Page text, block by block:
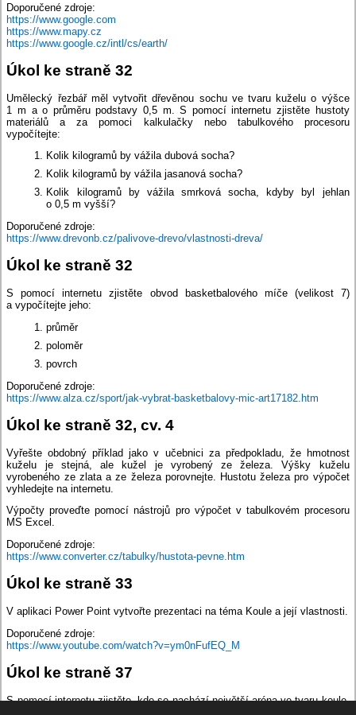
Doporučené zdroje:
https://www.google.com
https://www.mapy.cz
https://www.google.cz/intl/cs/earth/
Úkol ke straně 32
Umělecký řezbář měl vytvořit dřevěnou sochu ve tvaru kuželu o výšce
1 m a o průměru podstavy 0,5 m. S pomocí internetu zjistěte hustoty
materiálů a za pomoci kalkulačky nebo tabulkového procesoru
vypočítejte:
Kolik kilogramů by vážila dubová socha?
Kolik kilogramů by vážila jasanová socha?
Kolik kilogramů by vážila smrková socha, kdyby byl jehlan
o 0,5 m vyšší?
Doporučené zdroje:
https://www.drevonb.cz/palivove-drevo/vlastnosti-dreva/
Úkol ke straně 32
S pomocí internetu zjistěte obvod basketbalového míče (velikost 7)
a vypočítejte jeho:
průměr
poloměr
povrch
Doporučené zdroje:
https://www.alza.cz/sport/jak-vybrat-basketbalovy-mic-art17182.htm
Úkol ke straně 32, cv. 4
Vyřešte obdobný příklad jako v učebnici za předpokladu, že hmotnost
kuželu je stejná, ale kužel je vyrobený ze železa. Výšky kuželu
vyrobeného ze zlata a ze železa porovnejte. Hustotu železa pro výpočet
vyhledejte na internetu.
Výpočty proveďte pomocí nástrojů pro výpočet v tabulkovém procesoru
MS Excel.
Doporučené zdroje:
https://www.converter.cz/tabulky/hustota-pevne.htm
Úkol ke straně 33
V aplikaci Power Point vytvořte prezentaci na téma Koule a její vlastnosti.
Doporučené zdroje:
https://www.youtube.com/watch?v=ym0nFufEQ_M
Úkol ke straně 37
S pomocí internetu zjistěte, kde se nachází největší aréna ve tvaru koule,